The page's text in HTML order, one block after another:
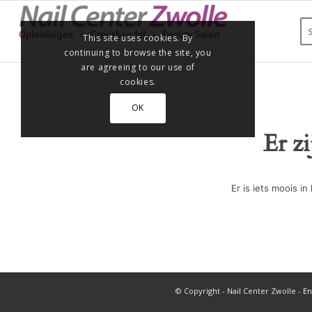
Er
Er is iets moois
© Copyright - Nail Center Zwolle -
This site uses cookies. By
continuing to browse the site, you
are agreeing to our use of
cookies.
OK